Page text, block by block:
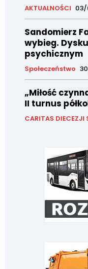
AKTUALNOŚCI
Sandomierz
wybieg.
psychicznym
Społeczeństwo
„Miłość
II turnus
CARITAS DIECEZJI